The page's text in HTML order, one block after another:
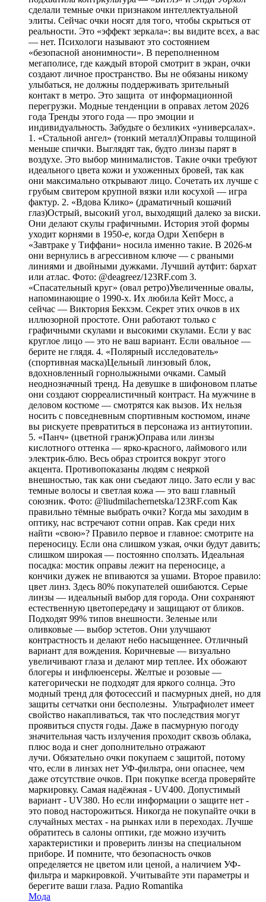
сделали темные очки признаком интеллектуальной
элиты. Сейчас очки носят для того, чтобы скрыться от
реальности. Это «эффект зеркала»: вы видите всех, а вас
— нет. Психологи называют это состоянием
«безопасной анонимности». В переполненном
мегаполисе, где каждый второй смотрит в экран, очки
создают личное пространство. Вы не обязаны никому
улыбаться, не должны поддерживать зрительный
контакт в метро. Это защита от информационной
перегрузки. Модные тенденции в оправах летом 2026
года Тренды этого года — про эмоции и
индивидуальность. Забудьте о безликих «универсалах».
1. «Стальной ангел» (тонкий металл)Оправы толщиной
меньше спички. Выглядят так, будто линзы парят в
воздухе. Это выбор минималистов. Такие очки требуют
идеального цвета кожи и ухоженных бровей, так как
они максимально открывают лицо. Сочетать их лучше с
грубым свитером крупной вязки или косухой — игра
фактур. 2. «Вдова Клико» (драматичный кошачий
глаз)Острый, высокий угол, выходящий далеко за виски.
Они делают скулы графичными. История этой формы
уходит корнями в 1950-е, когда Одри Хепберн в
«Завтраке у Тиффани» носила именно такие. В 2026-м
они вернулись в агрессивном ключе — с рваными
линиями и двойными дужками. Лучший аутфит: бархат
или атлас. Фото: @deagreez/123RF.com 3.
«Спасательный круг» (овал ретро)Увеличенные овалы,
напоминающие о 1990-х. Их любила Кейт Мосс, а
сейчас — Виктория Бекхэм. Секрет этих очков в их
иллюзорной простоте. Они работают только с
графичными скулами и высокими скулами. Если у вас
круглое лицо — это не ваш вариант. Если овальное —
берите не глядя. 4. «Полярный исследователь»
(спортивная маска)Цельный линзовый блок,
вдохновленный горнолыжными очками. Самый
неоднозначный тренд. На девушке в шифоновом платье
они создают сюрреалистичный контраст. На мужчине в
деловом костюме — смотрятся как вызов. Их нельзя
носить с повседневным спортивным костюмом, иначе
вы рискуете превратиться в персонажа из антиутопии.
5. «Панч» (цветной гранж)Оправа или линзы
кислотного оттенка — ярко-красного, лаймового или
электрик-блю. Весь образ строится вокруг этого
акцента. Противопоказаны людям с неяркой
внешностью, так как они съедают лицо. Зато если у вас
темные волосы и светлая кожа — это ваш главный
союзник. Фото: @liudmilachernetska/123RF.com Как
правильно тёмные выбрать очки? Когда мы заходим в
оптику, нас встречают сотни оправ. Как среди них
найти «свою»? Правило первое и главное: смотрите на
переносицу. Если она слишком узкая, очки будут давить;
слишком широкая — постоянно сползать. Идеальная
посадка: мостик оправы лежит на переносице, а
кончики дужек не впиваются за ушами. Второе правило:
цвет линз. Здесь 80% покупателей ошибаются. Серые
линзы — идеальный выбор для города. Они сохраняют
естественную цветопередачу и защищают от бликов.
Подходят 99% типов внешности. Зеленые или
оливковые — выбор эстетов. Они улучшают
контрастность и делают небо насыщеннее. Отличный
вариант для вождения. Коричневые — визуально
увеличивают глаза и делают мир теплее. Их обожают
блогеры и инфлюенсеры. Желтые и розовые —
категорически не подходят для яркого солнца. Это
модный тренд для фотосессий и пасмурных дней, но для
защиты сетчатки они бесполезны. Ультрафиолет имеет
свойство накапливаться, так что последствия могут
проявиться спустя годы. Даже в пасмурную погоду
значительная часть излучения проходит сквозь облака,
плюс вода и снег дополнительно отражают
лучи. Обязательно очки покупаем с защитой, потому
что, если в линзах нет УФ-фильтра, они опаснее, чем
даже отсутствие очков. При покупке всегда проверяйте
маркировку. Самая надёжная - UV400. Допустимый
вариант - UV380. Но если информации о защите нет -
это повод насторожиться. Никогда не покупайте очки в
случайных местах - на рынках или в переходах. Лучше
обратитесь в салоны оптики, где можно изучить
характеристики и проверить линзы на специальном
приборе. И помните, что безопасность очков
определяется не цветом или ценой, а наличием УФ-
фильтра и маркировкой. Учитывайте эти параметры и
берегите ваши глаза. Радио Romantika
Мода